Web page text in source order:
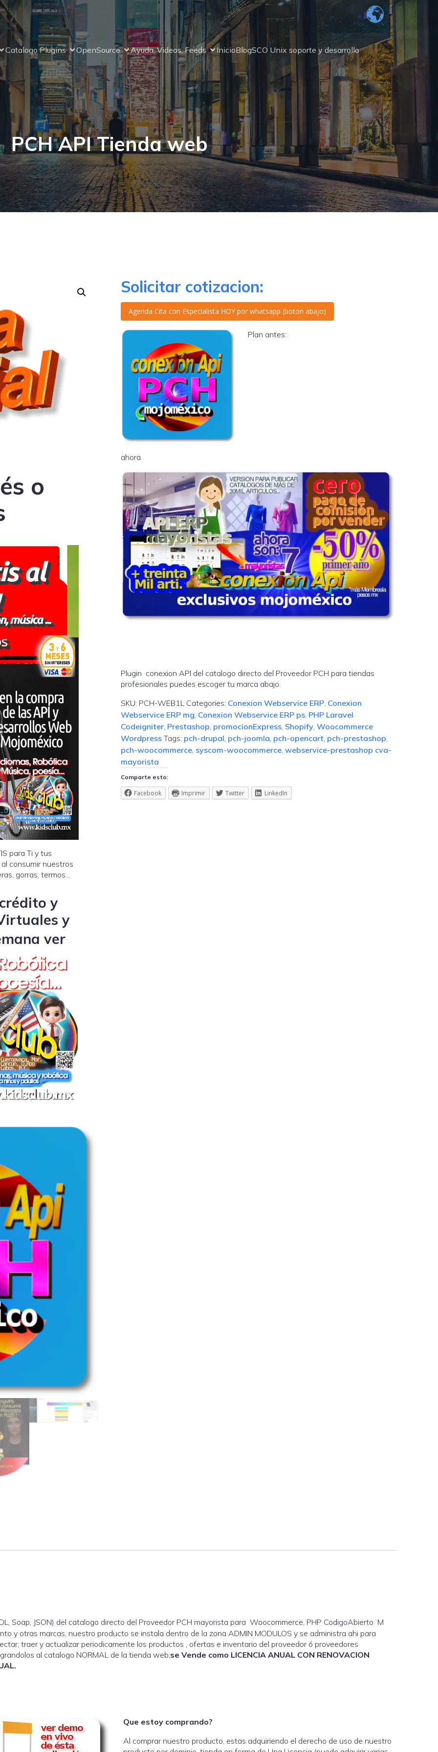
Catalogo Plugins OpenSource Ayuda, Videos, Feeds InicioBlogSCO Unix soporte y desarrollo
PCH API Tienda web
o
para Ti y tus
consumir nuestros
gorras, termos...
y
y
ver
Solicitar cotizacion:
Agenda Cita con Especialista HOY por whatsapp (boton abajo)
Plan antes:
ahora
Plugin conexion API del catalogo directo del Proveedor PCH para tiendas
profesionales puedes escoger tu marca abajo.
SKU: PCH-WEB1L Categories: Conexion Webservice ERP Conexion
Webservice ERP mg Conexion Webservice ERP ps PHP Laravel
Codeigniter Prestashop promocionExpress Shopify ,Woocommerce
Wordpress Tags: pch-drupal pch-joomla pch-opencart pch-prestashop
pch-woocommerce syscom-woocommerce ,webservice-prestashop cva-
mayorista
Comparte esto:
Facebook Imprimir Twitter LinkedIn
Soap, JSON) del catalogo directo del Proveedor PCH mayorista para Woocommerce, PHP CodigoAbierto M
y otras marcas, nuestro producto se instala dentro de la zona ADMIN MODULOS y se administra ahi para
traer y actualizar periodicamente los productos , ofertas e inventario del proveedor ó proveedores
al catalogo NORMAL de la tienda web;se Vende como LICENCIA ANUAL CON RENOVACION
Que estoy comprando?
Al comprar nuestro producto, estas adquiriendo el derecho de uso de nuestro